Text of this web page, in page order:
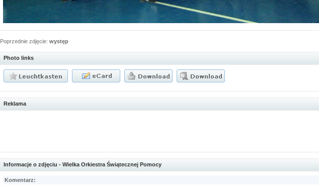
Poprzednie zdjęcie:występ
Photo links
Reklama
Informacje o zdjęciu - Wielka Orkiestra Świątecznej Pomocy
Komentarz: